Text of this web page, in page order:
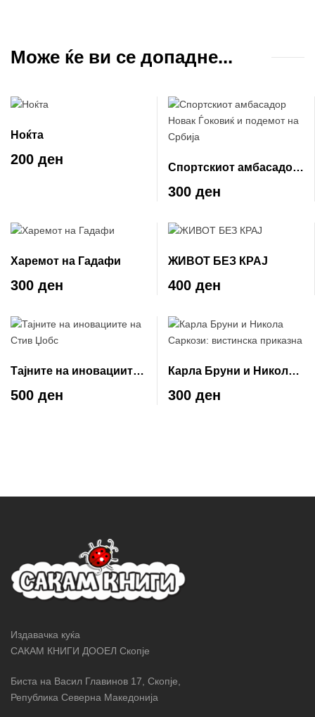
Може ќе ви се допадне...
Ноќта
200 ден
Спортскиот амбасадор
Новак Ѓоковиќ и
подемот на Србија
300 ден
Харемот на Гадафи
300 ден
ЖИВОТ БЕЗ КРАЈ
400 ден
Тајните на иновациите
на Стив Џобс
500 ден
Карла Бруни и Никола
Саркози: вистинска
приказна
300 ден
Издавачка куќа
САКАМ КНИГИ ДООЕЛ Скопје
Биста на Васил Главинов 17, Скопје,
Република Северна Македонија